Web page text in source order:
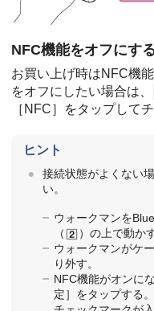
NFC機能をオフにす
お買い上げ時はNFC機
をオフにしたい場合は、
［NFC］をタップして
ヒント
接続状態がよくない
い。
ウォークマンを
（
）の上で動かす
ウォークマンがケ
り外す。
NFC機能がオンに
定］をタップする